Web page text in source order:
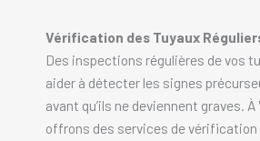
Vérification des Tuyaux
Des inspections régulières de vos
aider à détecter les signes
avant qu’ils ne deviennent graves. À
offrons des services de